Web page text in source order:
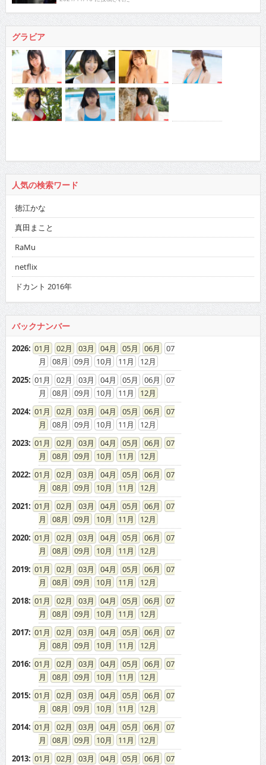
グラビア
人気の検索ワード
徳江かな
真田まこと
RaMu
netflix
ドカント 2016年
バックナンバー
2026: 01 02 03 04 05 06
07
08
09 10 11
12
2025: 01 02 03 04 05 06
07
08
09 10 11
12
2024: 01 02 03 04 05 06
07
08
09 10 11
12
2023: 01 02 03 04 05 06
07
08
09 10 11
12
2022: 01 02 03 04 05 06
07
08
09 10 11
12
2021: 01 02 03 04 05 06
07
08
09 10 11
12
2020: 01 02 03 04 05 06
07
08
09 10 11
12
2019: 01 02 03 04 05 06
07
08
09 10 11
12
2018: 01 02 03 04 05 06
07
08
09 10 11
12
2017: 01 02 03 04 05 06
07
08
09 10 11
12
2016: 01 02 03 04 05 06
07
08
09 10 11
12
2015: 01 02 03 04 05 06
07
08
09 10 11
12
2014: 01 02 03 04 05 06
07
08
09 10 11
12
2013: 01 02 03 04 05 06
07